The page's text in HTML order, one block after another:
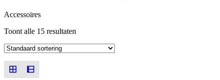
Accessoires
Toont alle 15 resultaten